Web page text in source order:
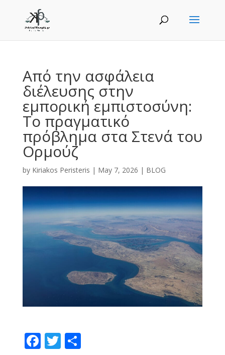
Από την ασφάλεια
διέλευσης στην
εμπορική εμπιστοσύνη:
Το πραγματικό
πρόβλημα στα Στενά του
Ορμούζ
by Kiriakos Peristeris | May 7, 2026 | BLOG
F T S